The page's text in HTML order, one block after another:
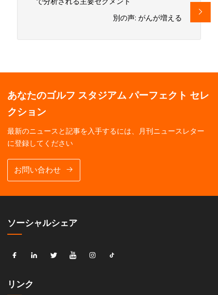
別の声: がんが増える
あなたのゴルフ スタジアム パーフェクト セレ
クション
最新のニュースと記事を入手するには、月刊ニュースレター
に登録してください
お問い合わせ
ソーシャルシェア
リンク